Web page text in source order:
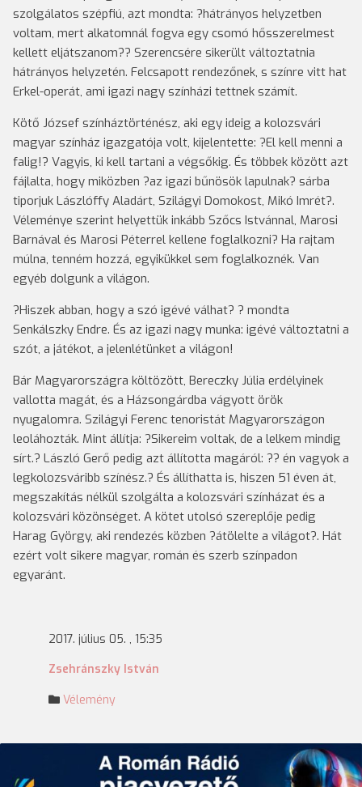
szolgálatos szépfiú, azt mondta: ?hátrányos helyzetben
voltam, mert alkatomnál fogva egy csomó hősszerelmest
kellett eljátszanom?? Szerencsére sikerült változtatnia
hátrányos helyzetén. Felcsapott rendezőnek, s színre vitt hat
Erkel-operát, ami igazi nagy színházi tettnek számít.
Kötő József színháztörténész, aki egy ideig a kolozsvári
magyar színház igazgatója volt, kijelentette: ?El kell menni a
falig!? Vagyis, ki kell tartani a végsőkig. És többek között azt
fájlalta, hogy miközben ?az igazi bűnösök lapulnak? sárba
tiporjuk Lászlóffy Aladárt, Szilágyi Domokost, Mikó Imrét?.
Véleménye szerint helyettük inkább Szőcs Istvánnal, Marosi
Barnával és Marosi Péterrel kellene foglalkozni? Ha rajtam
múlna, tenném hozzá, egyikükkel sem foglalkoznék. Van
egyéb dolgunk a világon.
?Hiszek abban, hogy a szó igévé válhat? ? mondta
Senkálszky Endre. És az igazi nagy munka: igévé változtatni a
szót, a játékot, a jelenlétünket a világon!
Bár Magyarországra költözött, Bereczky Júlia erdélyinek
vallotta magát, és a Házsongárdba vágyott örök
nyugalomra. Szilágyi Ferenc tenoristát Magyarországon
leoláhozták. Mint állítja: ?Sikereim voltak, de a lelkem mindig
sírt.? László Gerő pedig azt állította magáról: ?? én vagyok a
legkolozsváribb színész.? És állíthatta is, hiszen 51 éven át,
megszakítás nélkül szolgálta a kolozsvári színházat és a
kolozsvári közönséget. A kötet utolsó szereplője pedig
Harag György, aki rendezés közben ?átölelte a világot?. Hát
ezért volt sikere magyar, román és szerb színpadon
egyaránt.
2017. július 05. , 15:35
Zsehránszky István
Vélemény